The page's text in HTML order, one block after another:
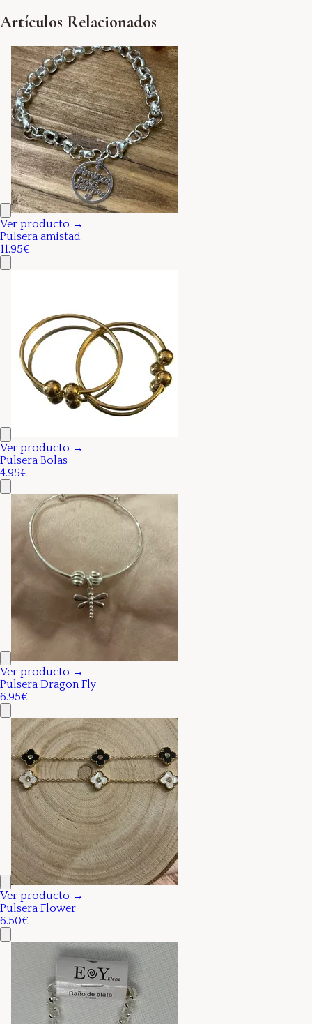
Artículos Relacionados
Ver producto →
Pulsera amistad
11.95€
Ver producto →
Pulsera Bolas
4.95€
Ver producto →
Pulsera Dragon Fly
6.95€
Ver producto →
Pulsera Flower
6.50€